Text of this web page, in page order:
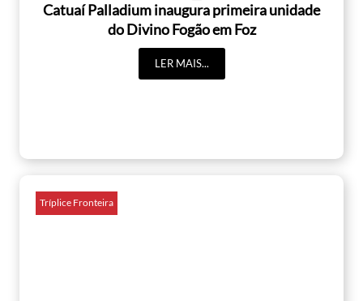
Catuaí Palladium inaugura primeira unidade
do Divino Fogão em Foz
LER MAIS...
Tríplice Fronteira